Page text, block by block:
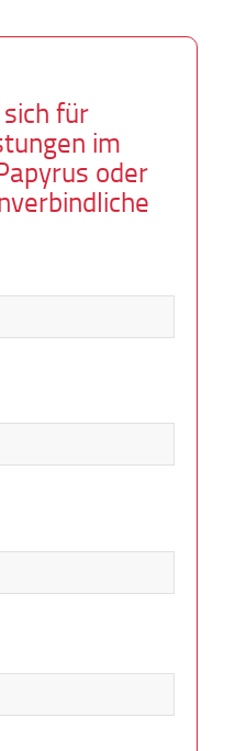
für
im
oder